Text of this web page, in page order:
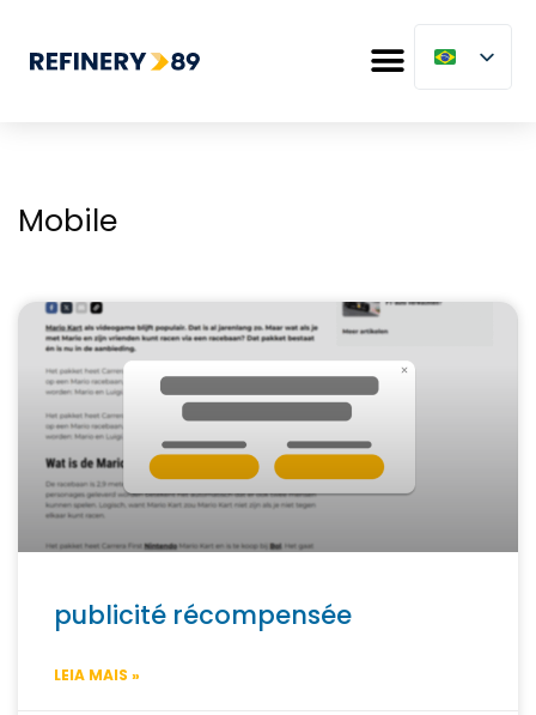
Mobile
publicité récompensée
LEIA MAIS »